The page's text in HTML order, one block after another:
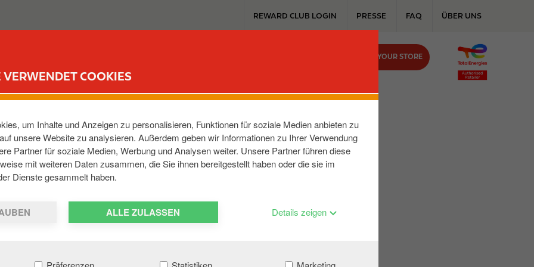
VERWENDET COOKIES
um Inhalte und Anzeigen zu personalisieren, Funktionen für soziale Medien anbieten zu
unsere Website zu analysieren. Außerdem geben wir Informationen zu Ihrer Verwendung
Partner für soziale Medien, Werbung und Analysen weiter. Unsere Partner führen diese
mit weiteren Daten zusammen, die Sie ihnen bereitgestellt haben oder die sie im
Dienste gesammelt haben.
ALLE ZULASSEN Details zeigen
u
REWARD CLUB LOGIN PRESSE FAQ ÜBER UNS
FIND YOUR STORE